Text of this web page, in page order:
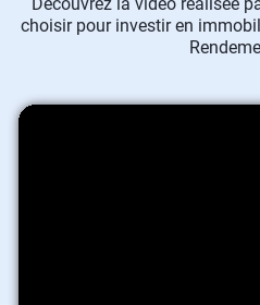
choisir pour investir en